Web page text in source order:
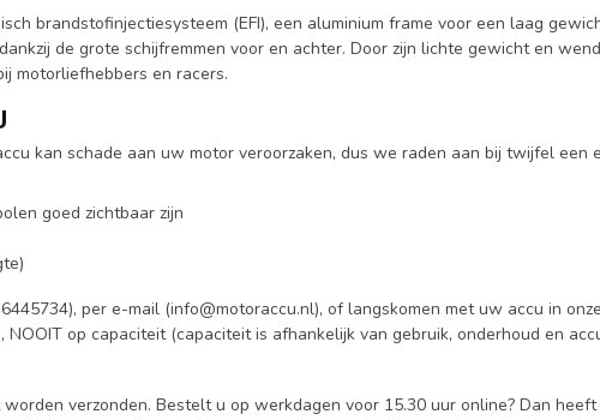
brandstofinjectiesysteem (EFI), een aluminium frame voor een laag
de grote schijfremmen voor en achter. Door zijn lichte gewicht en
motorliefhebbers en racers.
kan schade aan uw motor veroorzaken, dus we raden aan bij twijfel
goed zichtbaar zijn
per e-mail (info@motoraccu.nl), of langskomen met uw accu in
op capaciteit (capaciteit is afhankelijk van gebruik, onderhoud en
verzonden. Bestelt u op werkdagen voor 15.30 uur online? Dan